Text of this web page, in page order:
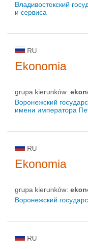
Владивостокский
и сервиса
RU
Ekonomia
grupa kierunków:
Воронежский
имени императора
RU
Ekonomia
grupa kierunków:
Воронежский
RU